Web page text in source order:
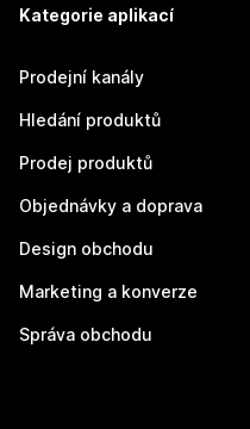
Kategorie aplikací
Prodejní kanály
Hledání produktů
Prodej produktů
Objednávky a doprava
Design obchodu
Marketing a konverze
Správa obchodu